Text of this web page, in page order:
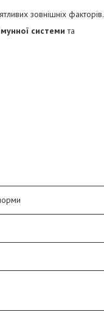
зовнішніх факторів.
системи та